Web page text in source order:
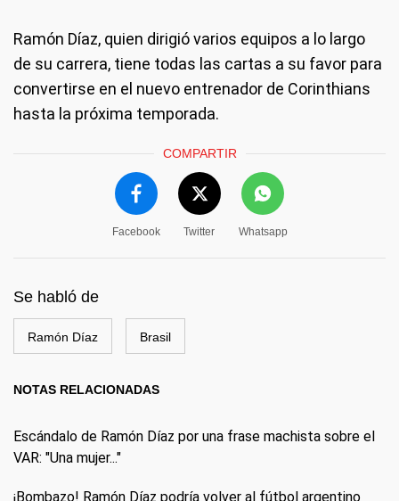
Ramón Díaz, quien dirigió varios equipos a lo largo
de su carrera, tiene todas las cartas a su favor para
convertirse en el nuevo entrenador de Corinthians
hasta la próxima temporada.
COMPARTIR
Facebook Twitter Whatsapp
Se habló de
Ramón Díaz Brasil
NOTAS RELACIONADAS
Escándalo de Ramón Díaz por una frase machista sobre el
VAR: "Una mujer..."
¡Bombazo! Ramón Díaz podría volver al fútbol argentino